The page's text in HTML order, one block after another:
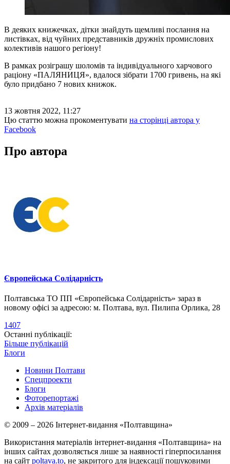
В деяких книжечках, дітки знайдуть щемливі послання на
листівках, від чуйних представників дружніх промислових
колективів нашого регіону!
В рамках розіграшу шоломів та індивідуального харчового
раціону «ПАЛЯНИЦЯ», вдалося зібрати 1700 гривень, на які
було придбано 7 нових книжок.
13 жовтня 2022, 11:27
Цю статтю можна прокоментувати на сторінці автора у
Facebook
Про автора
Європейська Солідарність
Полтавська ТО ПП «Європейська Солідарність» зараз в
новому офісі за адресою: м. Полтава, вул. Пилипа Орлика, 28
1407
Останні публікації:
Більше публікацій
Блоги
Новини Полтави
Спецпроекти
Блоги
Фоторепортажі
Архів матеріалів
© 2009 – 2026 Інтернет-видання «Полтавщина»
Використання матеріалів інтернет-видання «Полтавщина» на
інших сайтах дозволяється лише за наявності гіперпосилання
на сайт poltava.to, не закритого для індексації пошуковими